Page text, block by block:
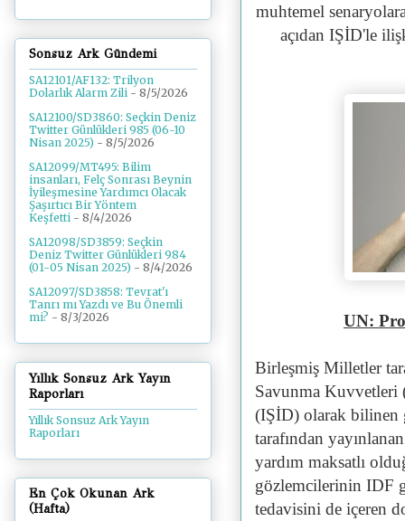
muhtemel
açıdan IŞİD'le
UN:
Birleşmiş Milletler
Savunma Kuvvetleri
(IŞİD) olarak bilinen
tarafından
yardım maksatlı
gözlemcilerinin IDF
tedavisini de içeren
Sonsuz Ark Gündemi
SA12101/AF132: Trilyon
Dolarlık Alarm Zili - 8/5/2026
SA12100/SD3860: Seçkin Deniz
Twitter Günlükleri 985 (06-10
Nisan 2025) - 8/5/2026
SA12099/MT495: Bilim
insanları, Felç Sonrası Beynin
İyileşmesine Yardımcı Olacak
Şaşırtıcı Bir Yöntem
Keşfetti - 8/4/2026
SA12098/SD3859: Seçkin
Deniz Twitter Günlükleri 984
(01-05 Nisan 2025) - 8/4/2026
SA12097/SD3858: Tevrat'ı
Tanrı mı Yazdı ve Bu Önemli
mi? - 8/3/2026
Yıllık Sonsuz Ark Yayın
Raporları
Yıllık Sonsuz Ark Yayın
Raporları
En Çok Okunan Ark
(Hafta)